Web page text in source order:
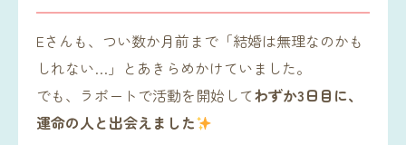
Eさんも、つい数か月前まで「結婚は無理なのかも
しれない…」とあきらめかけていました。
でも、ラポートで活動を開始してわずか3日目に、
運命の人と出会えました